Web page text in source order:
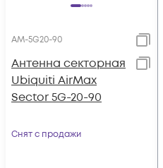
AM-5G20-90
Антенна секторная
Ubiquiti AirMax
Sector 5G-20-90
Снят с продажи